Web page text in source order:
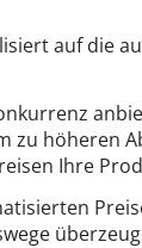
auf die
zu höheren
Ihre